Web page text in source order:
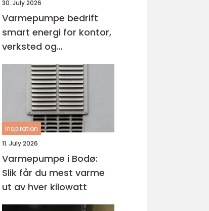
30. July 2026
Varmepumpe bedrift
smart energi for kontor,
verksted og
næringsbygg
inspiration
11. July 2026
Varmepumpe i Bodø:
Slik får du mest varme
ut av hver kilowatt